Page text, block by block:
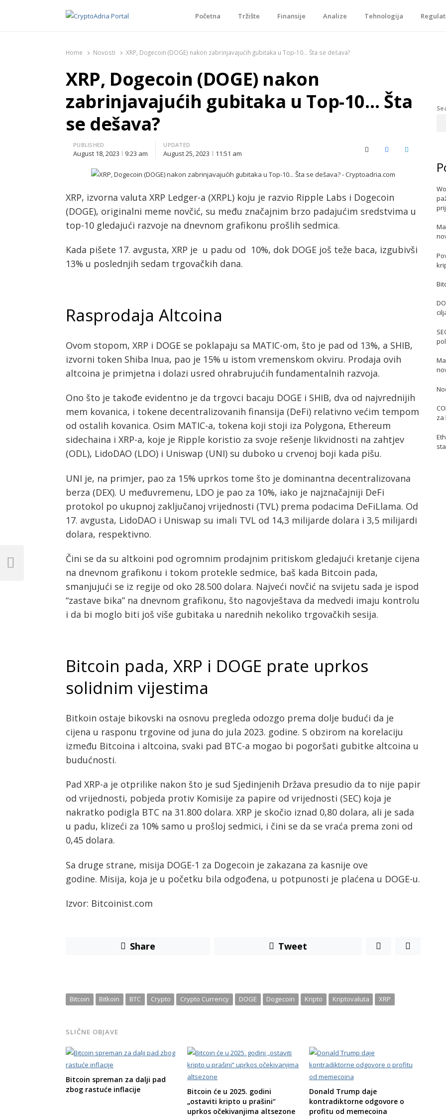
Početna Tržište Finansije Analize Tehnologija
Home Novosti XRP, Dogecoin (DOGE) nakon zabrinjavajućih gubitaka u Top-10… Šta se dešava?
XRP, Dogecoin (DOGE) nakon
zabrinjavajućih gubitaka u Top-10… Šta
se dešava?
PUBLISHED
August 18, 2023 9:23 am
UPDATED
August 25, 2023 11:51 am X (Twitter)FacebookLinkedIn
XRP, izvorna valuta XRP Ledger-a (XRPL) koju je razvio Ripple Labs i Dogecoin
(DOGE), originalni meme novčić, su među značajnim brzo padajućim sredstvima u
top-10 gledajući razvoje na dnevnom grafikonu prošlih sedmica.
Kada pišete 17. avgusta, XRP je u padu od 10%, dok DOGE još teže baca, izgubivši
13% u poslednjih sedam trgovačkih dana.
Rasprodaja Altcoina
Ovom stopom, XRP i DOGE se poklapaju sa MATIC-om, što je pad od 13%, a SHIB,
izvorni token Shiba Inua, pao je 15% u istom vremenskom okviru. Prodaja ovih
altcoina je primjetna i dolazi usred ohrabrujućih fundamentalnih razvoja.
Ono što je takođe evidentno je da trgovci bacaju DOGE i SHIB, dva od najvrednijih
mem kovanica, i tokene decentralizovanih finansija (DeFi) relativno većim tempom
od ostalih kovanica. Osim MATIC-a, tokena koji stoji iza Polygona, Ethereum
sidechaina i XRP-a, koje je Ripple koristio za svoje rešenje likvidnosti na zahtjev
(ODL), LidoDAO (LDO) i Uniswap (UNI) su duboko u crvenoj boji kada pišu.
UNI je, na primjer, pao za 15% uprkos tome što je dominantna decentralizovana
berza (DEX). U međuvremenu, LDO je pao za 10%, iako je najznačajniji DeFi
protokol po ukupnoj zaključanoj vrijednosti (TVL) prema podacima DeFiLlama. Od
17. avgusta, LidoDAO i Uniswap su imali TVL od 14,3 milijarde dolara i 3,5 milijardi
dolara, respektivno.
Čini se da su altkoini pod ogromnim prodajnim pritiskom gledajući kretanje cijena
na dnevnom grafikonu i tokom protekle sedmice, baš kada Bitcoin pada,
smanjujući se iz regije od oko 28.500 dolara. Najveći novčić na svijetu sada je ispod
“zastave bika” na dnevnom grafikonu, što nagovještava da medvedi imaju kontrolu
i da bi moglo biti još više gubitaka u narednih nekoliko trgovačkih sesija.
Bitcoin pada, XRP i DOGE prate uprkos
solidnim vijestima
Bitkoin ostaje bikovski na osnovu pregleda odozgo prema dolje budući da je
cijena u rasponu trgovine od juna do jula 2023. godine. S obzirom na korelaciju
između Bitcoina i altcoina, svaki pad BTC-a mogao bi pogoršati gubitke altcoina u
budućnosti.
Pad XRP-a je otprilike nakon što je sud Sjedinjenih Država presudio da to nije papir
od vrijednosti, pobjeda protiv Komisije za papire od vrijednosti (SEC) koja je
nakratko podigla BTC na 31.800 dolara. XRP je skočio iznad 0,80 dolara, ali je sada
u padu, klizeći za 10% samo u prošloj sedmici, i čini se da se vraća prema zoni od
0,45 dolara.
Sa druge strane, misija DOGE-1 za Dogecoin je zakazana za kasnije ove
godine. Misija, koja je u početku bila odgođena, u potpunosti je plaćena u DOGE-u.
Izvor: Bitcoinist.com
Share Tweet
Bitcoin Bitkoin BTC Crypto Crypto Currency DOGE Dogecoin Kripto Kriptovaluta XRP
SLIČNE OBJAVE
Bitcoin spreman za dalji pad
zbog rastuće inflacije
Bitcoin će u 2025. godini
„ostaviti kripto u prašini“
uprkos očekivanjima altsezone
Donald Trump daje
kontradiktorne odgovore o
profitu od memecoina
Post
navigation
Previous
za